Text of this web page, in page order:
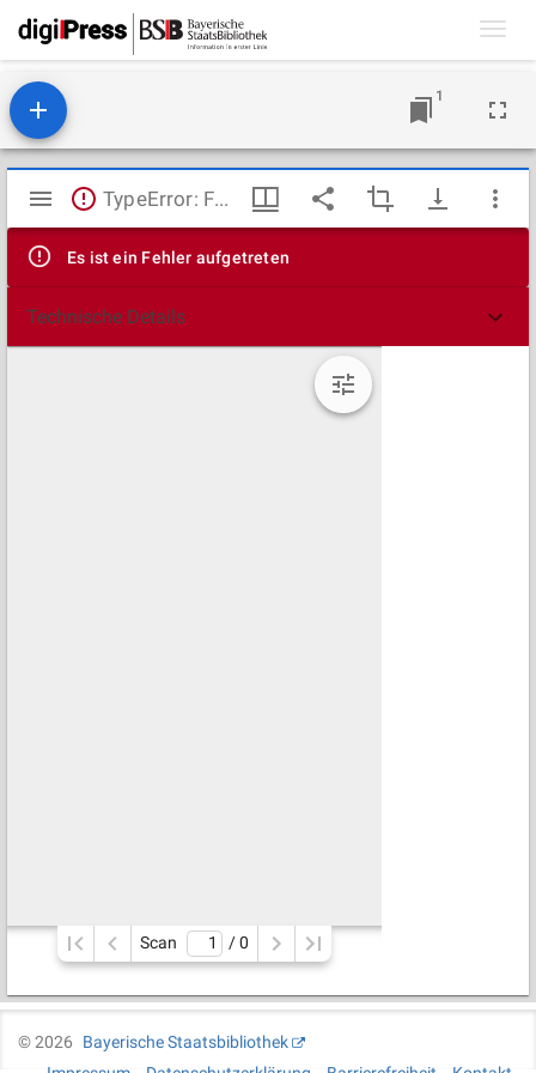
1
Mirador
Viewer
TypeError: Failed to fetch
Es ist ein Fehler aufgetreten
Technische Details
Scan / 0
©2026
Bayerische Staatsbibliothek